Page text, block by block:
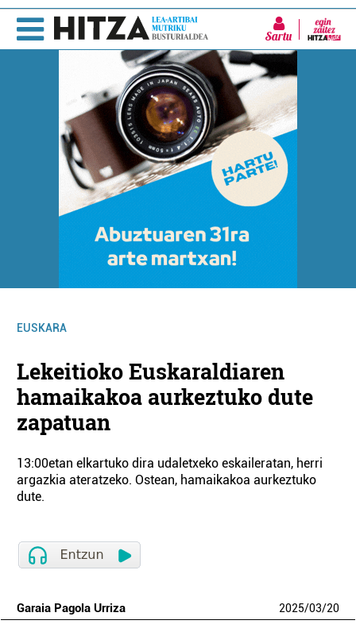
Sartu
EUSKARA
Lekeitioko Euskaraldiaren
hamaikakoa aurkeztuko dute
zapatuan
13:00etan elkartuko dira udaletxeko eskaileratan, herri
argazkia ateratzeko. Ostean, hamaikakoa aurkeztuko
dute.
Garaia Pagola Urriza 2025/03/20